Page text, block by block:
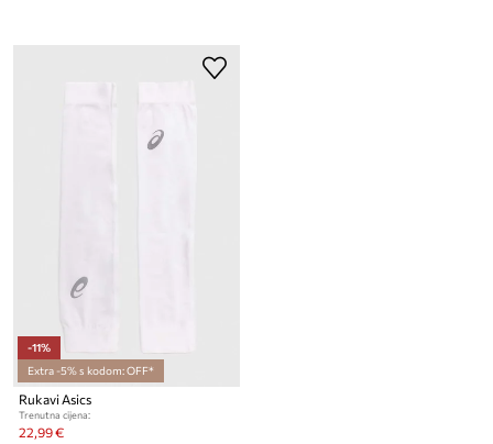
-11%
Extra -5% s kodom: OFF*
Rukavi Asics
Trenutna cijena:
22,99 €